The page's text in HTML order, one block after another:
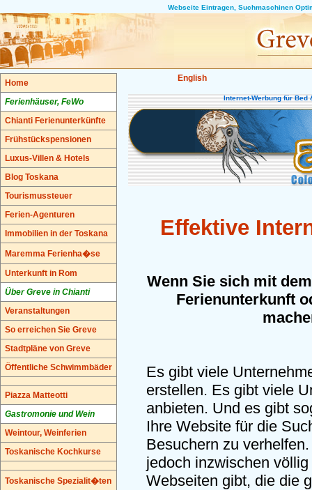
Webseite Eintragen, Suchmaschinen
Home
Ferienhäuser, FeWo
Chianti Ferienunterkünfte
Frühstückspensionen
Luxus-Villen & Hotels
Blog Toskana
Tourismussteuer
Ferien-Agenturen
Immobilien in der Toskana
Maremma Ferienha�se
Unterkunft in Rom
Über Greve in Chianti
Veranstaltungen
So erreichen Sie Greve
Stadtpläne von Greve
Öffentliche Schwimmbäder
Piazza Matteotti
Gastromonie und Wein
Weintour, Weinferien
Toskanische Kochkurse
Toskanische Spezialit�ten
English
Internet-Werbung für Bed
Effektive
Wenn Sie sich mit
Ferienunterkunft
Es gibt viele
erstellen. Es gibt viele
anbieten. Und es gibt
Ihre Website für die
Besuchern zu
jedoch inzwischen
Webseiten gibt, die die